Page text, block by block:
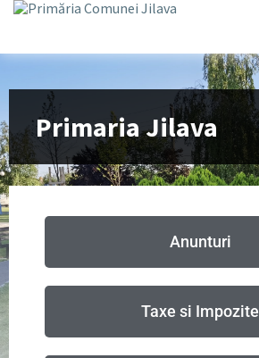
Primaria Jilava
Anunturi
Taxe si Impozite